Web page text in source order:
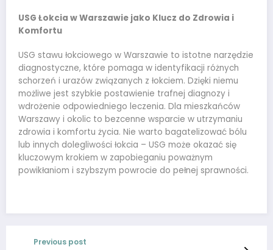
USG Łokcia w Warszawie jako Klucz do Zdrowia i
Komfortu
USG stawu łokciowego w Warszawie to istotne narzędzie
diagnostyczne, które pomaga w identyfikacji różnych
schorzeń i urazów związanych z łokciem. Dzięki niemu
możliwe jest szybkie postawienie trafnej diagnozy i
wdrożenie odpowiedniego leczenia. Dla mieszkańców
Warszawy i okolic to bezcenne wsparcie w utrzymaniu
zdrowia i komfortu życia. Nie warto bagatelizować bólu
lub innych dolegliwości łokcia – USG może okazać się
kluczowym krokiem w zapobieganiu poważnym
powikłaniom i szybszym powrocie do pełnej sprawności.
Previous post